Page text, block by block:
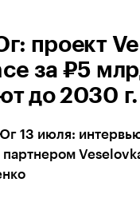
проект
за ₽5
до 2030 г.
13 июля: